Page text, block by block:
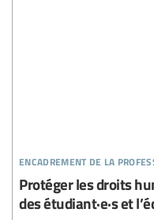
encadrement de la
Protéger les droits
des étudiant·e·s et